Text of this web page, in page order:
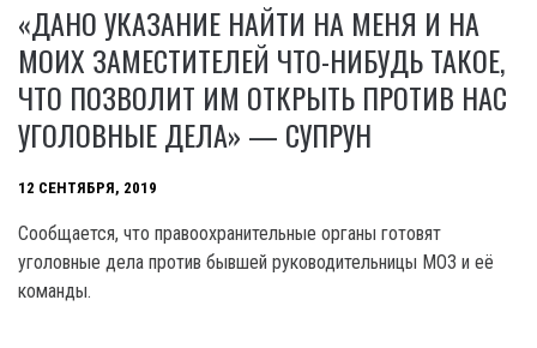
«ДАНО УКАЗАНИЕ НАЙТИ НА МЕНЯ И НА
МОИХ ЗАМЕСТИТЕЛЕЙ ЧТО-НИБУДЬ ТАКОЕ,
ЧТО ПОЗВОЛИТ ИМ ОТКРЫТЬ ПРОТИВ НАС
УГОЛОВНЫЕ ДЕЛА» — СУПРУН
12 СЕНТЯБРЯ, 2019
Сообщается, что правоохранительные органы готовят
уголовные дела против бывшей руководительницы МОЗ и её
команды.